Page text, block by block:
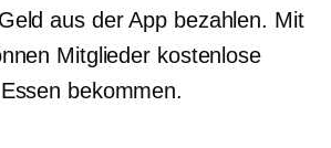
aus der App bezahlen. Mit
Mitglieder kostenlose
bekommen.